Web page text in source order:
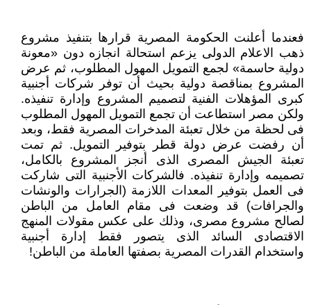
فعندما أعلنت الحكومة المصرية قرارها بتنفيذ مشروع
ذهب الاعلام الدولى يزعم استحالة انجازه دون «معونة
دولية حاسمة» لجمع التمويل المهول المطلوب، ثم عرض
المشروع بمناقصة دولية بحيث أن توفر شركات أجنبية
كبرى المؤهلات الفنية لتصميم المشروع وإدارة تنفيذه.
ولكن مصر استطاعت أن تجمع التمويل المهول المطلوب
فى لحظة من خلال تعبئة المدخرات المصرية فقط، وبعد
أن رفضت عرض دولة قطر بتوفير التمويل. ثم تمت
تعبئة الجيش المصرى الذى أنجز المشروع بالكامل،
تصميمه وإدارة تنفيذه. فالشركات الأجنبية التى شاركت
فى العمل بتوفير المعدات اللازمة (الجرارات والونشات
والجرافات) قد وضعت فى مقام العامل من الباطن
لصالح مشروع مصرى، وذلك على عكس مقولات المنهج
الاقتصادى السائد الذى يتصور فقط إدارة أجنبية
واستخدام القدرات المصرية بصفتها العاملة من الباطن!